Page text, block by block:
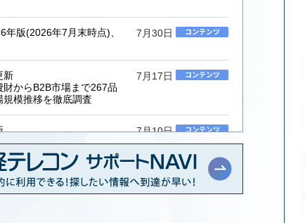
7月30日
年版(2026年7月末時点)、
7月17日
新
からB2B市場まで267品
規模推移を徹底調査
7月10日
テムインテグレーター」
7月8日
年版、約3万6千社を